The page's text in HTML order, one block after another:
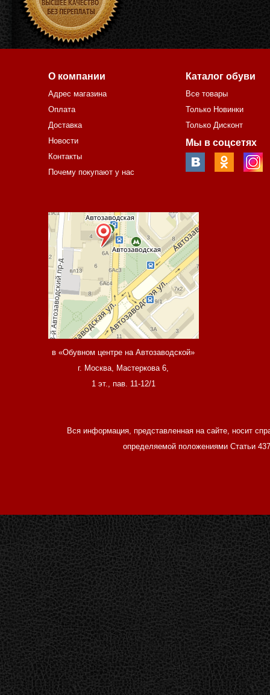
О компании
Адрес магазина
Оплата
Доставка
Новости
Контакты
Почему покупают у нас
Каталог обуви
Все товары
Только Новинки
Только Дисконт
Мы в соцсетях
в «Обувном центре на Автозаводской»
г. Москва, Мастеркова 6,
1 эт., пав. 11-12/1
Вся информация, представленная на сайте, носит
определяемой положениями Статьи